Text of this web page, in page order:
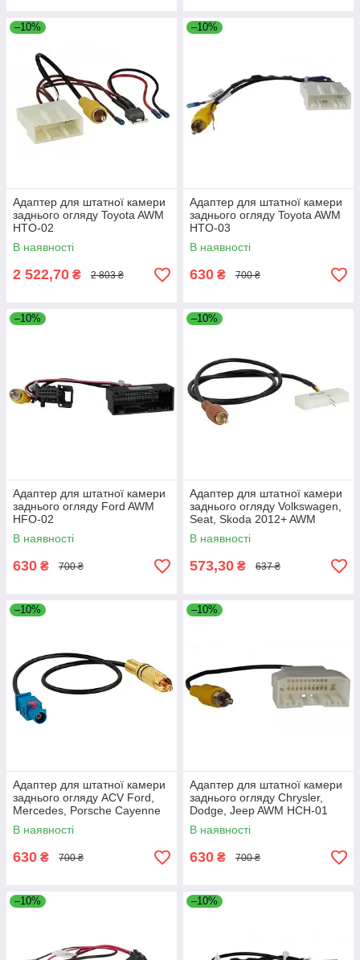
–10%
Адаптер для штатної камери
заднього огляду Toyota AWM
HTO-02
В наявності
2 522,70 ₴ 2 803 ₴
–10%
Адаптер для штатної камери
заднього огляду Toyota AWM
HTO-03
В наявності
630 ₴ 700 ₴
–10%
Адаптер для штатної камери
заднього огляду Ford AWM
HFO-02
В наявності
630 ₴ 700 ₴
–10%
Адаптер для штатної камери
заднього огляду Volkswagen,
Seat, Skoda 2012+ AWM
HVW-03
В наявності
573,30 ₴ 637 ₴
–10%
Адаптер для штатної камери
заднього огляду ACV Ford,
Mercedes, Porsche Cayenne
(771000-2011)
В наявності
630 ₴ 700 ₴
–10%
Адаптер для штатної камери
заднього огляду Chrysler,
Dodge, Jeep AWM HCH-01
В наявності
630 ₴ 700 ₴
–10% –10%